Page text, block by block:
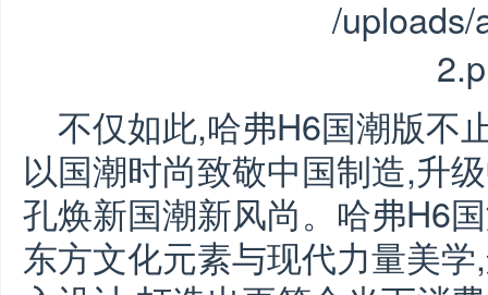
不仅如此,哈弗H6国潮版不
以国潮时尚致敬中国制造,升
孔焕新国潮新风尚。哈弗H6
东方文化元素与现代力量美